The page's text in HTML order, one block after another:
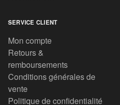
SERVICE CLIENT
Mon compte
Retours &
remboursements
Conditions générales de
vente
Politique de confidentialité